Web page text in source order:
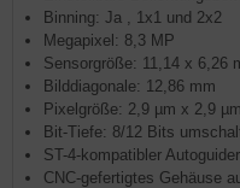
Binning: Ja , 1x1 und 2x2
Megapixel: 8,3 MP
Sensorgröße: 11,14 x 6,26
Bilddiagonale: 12,86 mm
Pixelgröße: 2,9 µm x 2,9 µm
Bit-Tiefe: 8/12 Bits
ST-4-kompatibler
CNC-gefertigtes Gehäuse